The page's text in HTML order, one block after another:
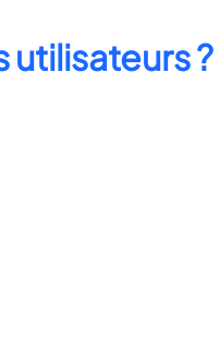
utilisateurs ?